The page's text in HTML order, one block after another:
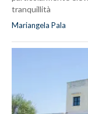
tranquillità
Mariangela Pala